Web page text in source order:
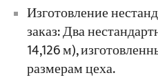
Изготовление
заказ: Два
14,126 м),
размерам цеха.